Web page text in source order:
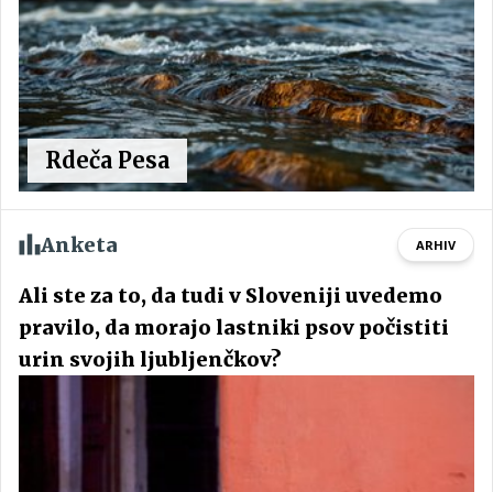
Rdeča Pesa
Anketa ARHIV
Ali ste za to, da tudi v Sloveniji uvedemo
pravilo, da morajo lastniki psov počistiti
urin svojih ljubljenčkov?